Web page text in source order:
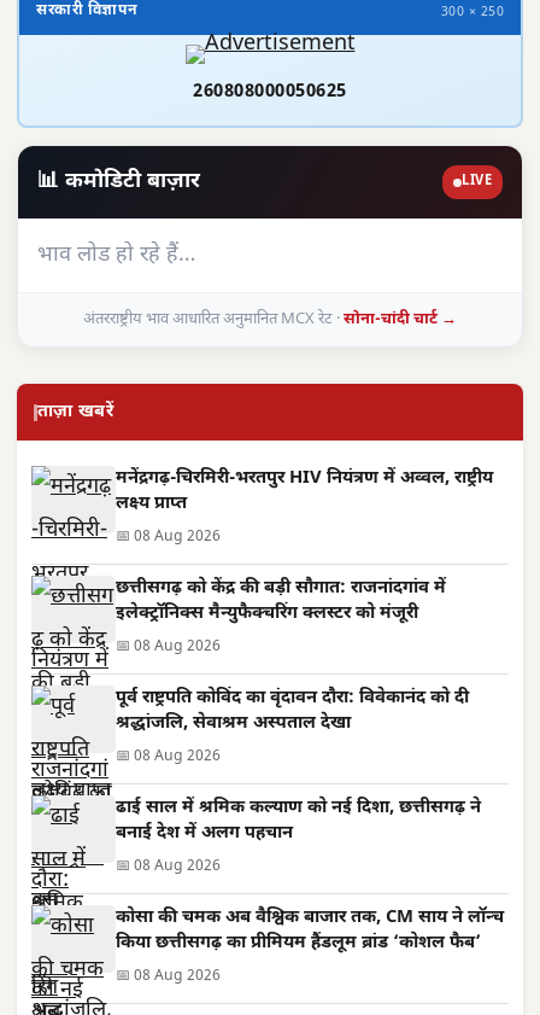
सरकारी विज्ञापन 300 × 250
260808000050625
📊 कमोडिटी बाज़ार LIVE
भाव लोड हो रहे हैं…
अंतरराष्ट्रीय भाव आधारित अनुमानित MCX रेट ·सोना-चांदी चार्ट →
ताज़ा खबरें
मनेंद्रगढ़-चिरमिरी-भरतपुर HIV नियंत्रण में अव्वल, राष्ट्रीय
लक्ष्य प्राप्त
📅 08 Aug 2026
छत्तीसगढ़ को केंद्र की बड़ी सौगात: राजनांदगांव में
इलेक्ट्रॉनिक्स मैन्युफैक्चरिंग क्लस्टर को मंजूरी
📅 08 Aug 2026
पूर्व राष्ट्रपति कोविंद का वृंदावन दौरा: विवेकानंद को दी
श्रद्धांजलि, सेवाश्रम अस्पताल देखा
📅 08 Aug 2026
ढाई साल में श्रमिक कल्याण को नई दिशा, छत्तीसगढ़ ने
बनाई देश में अलग पहचान
📅 08 Aug 2026
कोसा की चमक अब वैश्विक बाजार तक, CM साय ने लॉन्च
किया छत्तीसगढ़ का प्रीमियम हैंडलूम ब्रांड ‘कोशल फैब’
📅 08 Aug 2026